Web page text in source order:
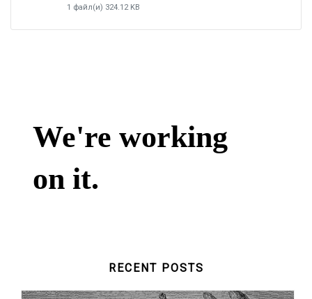
1 файл(и) 324.12 KB
RECENT POSTS